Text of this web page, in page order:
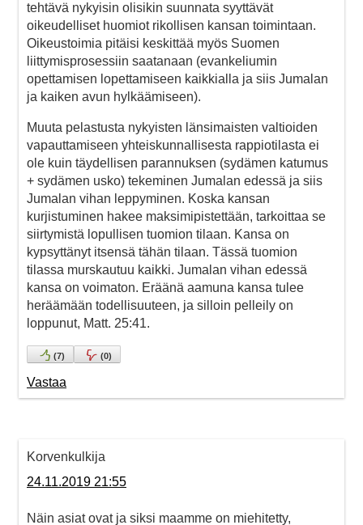
tehtävä nykyisin olisikin suunnata syyttävät
oikeudelliset huomiot rikollisen kansan toimintaan.
Oikeustoimia pitäisi keskittää myös Suomen
liittymisprosessiin saatanaan (evankeliumin
opettamisen lopettamiseen kaikkialla ja siis Jumalan
ja kaiken avun hylkäämiseen).
Muuta pelastusta nykyisten länsimaisten valtioiden
vapauttamiseen yhteiskunnallisesta rappiotilasta ei
ole kuin täydellisen parannuksen (sydämen katumus
+ sydämen usko) tekeminen Jumalan edessä ja siis
Jumalan vihan leppyminen. Koska kansan
kurjistuminen hakee maksimipistettään, tarkoittaa se
siirtymistä lopullisen tuomion tilaan. Kansa on
kypsyttänyt itsensä tähän tilaan. Tässä tuomion
tilassa murskautuu kaikki. Jumalan vihan edessä
kansa on voimaton. Eräänä aamuna kansa tulee
heräämään todellisuuteen, ja silloin pelleily on
loppunut, Matt. 25:41.
(7) (0)
Vastaa
Korvenkulkija
24.11.2019 21:55
Näin asiat ovat ja siksi maamme on miehitetty,